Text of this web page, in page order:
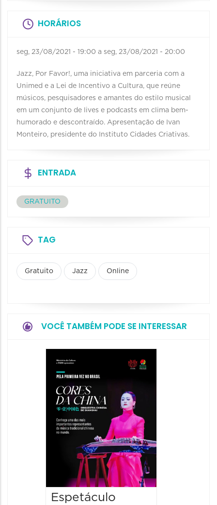
HORÁRIOS
seg, 23/08/2021 - 19:00 a seg, 23/08/2021 - 20:00
Jazz, Por Favor!, uma iniciativa em parceria com a
Unimed e a Lei de Incentivo a Cultura, que reúne
músicos, pesquisadores e amantes do estilo musical
em um conjunto de lives e podcasts em clima bem-
humorado e descontraído. Apresentação de Ivan
Monteiro, presidente do Instituto Cidades Criativas.
ENTRADA
GRATUITO
TAG
Gratuito Jazz Online
VOCÊ TAMBÉM PODE SE INTERESSAR
Espetáculo